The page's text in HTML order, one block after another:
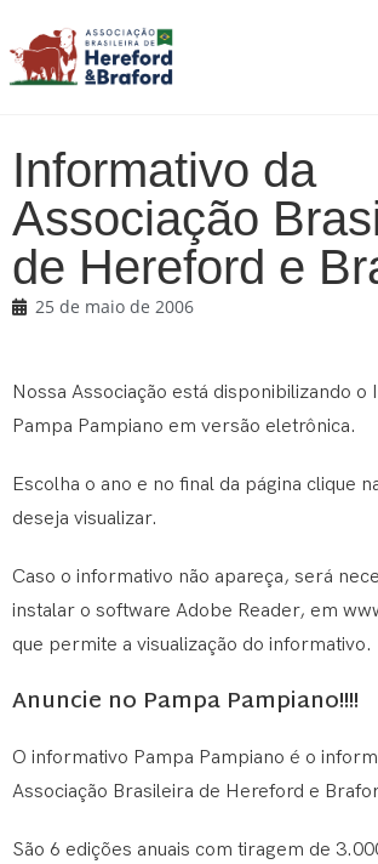
Informativo da
Associação
de Hereford e
25 de maio de 2006
Nossa Associação está disponibilizando o
Pampa Pampiano em versão eletrônica.
Escolha o ano e no final da página clique
deseja visualizar.
Caso o informativo não apareça, será
instalar o software Adobe Reader, em
que permite a visualização do informativo.
Anuncie no Pampa Pampiano!!!!
O informativo Pampa Pampiano é o
Associação Brasileira de Hereford e
São 6 edições anuais com tiragem de